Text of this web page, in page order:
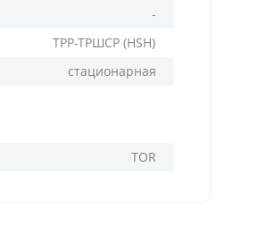
-
ТРР-ТРШСР (HSH)
стационарная
TOR